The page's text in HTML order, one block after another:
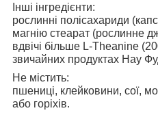
Інші інгредієнти:
рослинні полісахариди
магнію стеарат (рослинне
вдвічі більше L-Theanine
звичайних продуктах Нау
Не містить:
пшениці, клейковини, сої,
або горіхів.